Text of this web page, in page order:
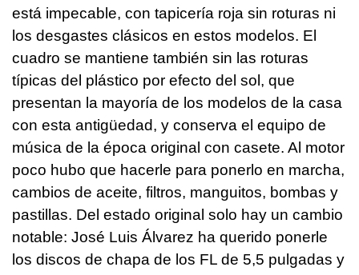
está impecable, con tapicería roja sin roturas ni
los desgastes clásicos en estos modelos. El
cuadro se mantiene también sin las roturas
típicas del plástico por efecto del sol, que
presentan la mayoría de los modelos de la casa
con esta antigüedad, y conserva el equipo de
música de la época original con casete. Al motor
poco hubo que hacerle para ponerlo en marcha,
cambios de aceite, filtros, manguitos, bombas y
pastillas. Del estado original solo hay un cambio
notable: José Luis Álvarez ha querido ponerle
los discos de chapa de los FL de 5,5 pulgadas y